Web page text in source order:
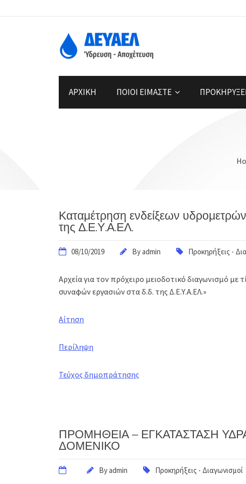
ΑΡΧΙΚΗ ΠΟΙΟΙ ΕΙΜΑΣΤΕ
Καταμέτρηση ενδείξεων
της Δ.Ε.Υ.Α.ΕΛ.
08/10/2019 Byadmin Προκηρήξεις -
Αρχεία για τον πρόχειρο μειοδοτικό διαγωνισμό
συναφών εργασιών στα δ.δ. της Δ.Ε.Υ.Α.ΕΛ.»
Αίτηση
Περίληψη
Τεύχος δημοπράτησης
ΠΡΟΜΗΘΕΙΑ – ΕΓΚΑΤΑΣΤΑΣΗ
ΔΟΜΕΝΙΚΟ
Byadmin Προκηρήξεις - Διαγωνισμοί